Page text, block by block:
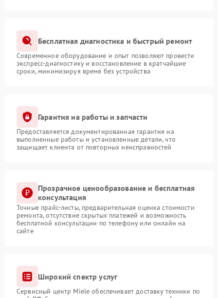
Бесплатная диагностика и быстрый ремонт
Современное оборудование и опыт позволяют провести
экспресс-диагностику и восстановление в кратчайшие
сроки, минимизируя время без устройства
Гарантия на работы и запчасти
Предоставляется документированная гарантия на
выполненные работы и установленные детали, что
защищает клиента от повторных неисправностей
Прозрачное ценообразование и бесплатная
консультация
Точные прайс-листы, предварительная оценка стоимости
ремонта, отсутствие скрытых платежей и возможность
бесплатной консультации по телефону или онлайн на
сайте
Широкий спектр услуг
Сервисный центр Miele обеспечивает доставку техники по